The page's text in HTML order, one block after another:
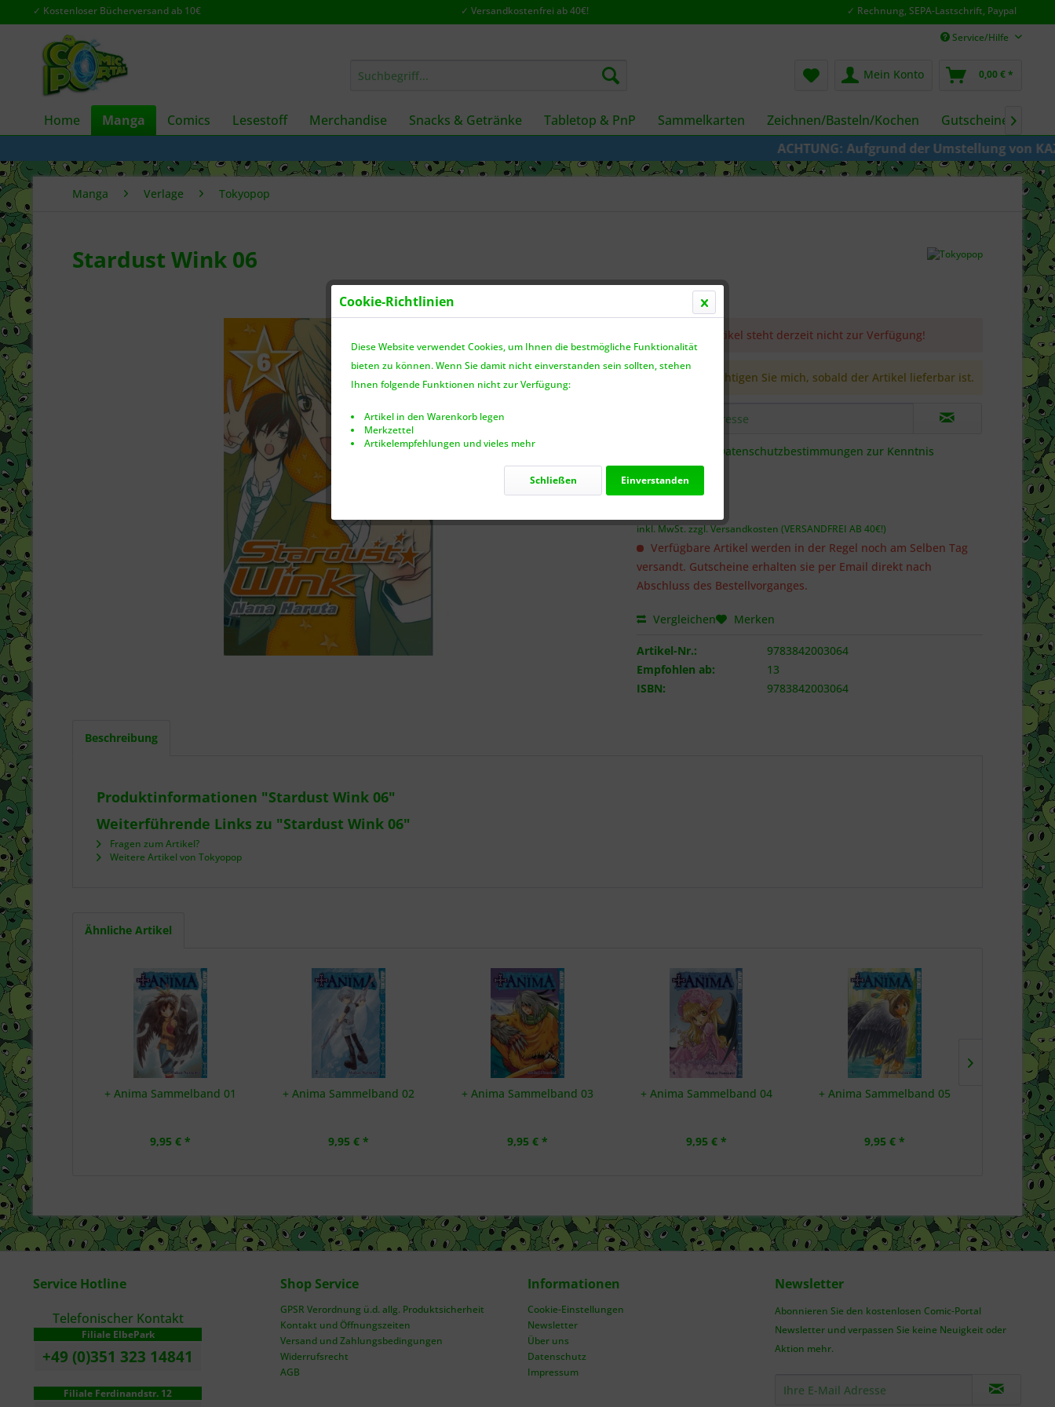
✓ Kostenloser Bücherversand ab 10€ ✓ Versandkostenfrei ab 40€!
✓ Rechnung, SEPA-Lastschrift, Paypal
Service/Hilfe
Mein Konto 0,00 € *
Home Manga Comics Lesestoff Merchandise Snacks & Getränke Tabletop & PnP Sammelkarten Zeichnen/Basteln/Kochen Gutscheine 
ACHTUNG: Aufgrund der Umstellung von KAZE
Manga Verlage Tokyopop
Stardust Wink 06
Dieser Artikel steht derzeit nicht zur Verfügung!
Benachrichtigen Sie mich, sobald der Artikel lieferbar ist.
Datenschutzbestimmungen zur Kenntnis
genommen.
inkl. MwSt.zzgl. Versandkosten (VERSANDFREI AB 40€!)
Verfügbare Artikel werden in der Regel noch am Selben Tag
versandt. Gutscheine erhalten sie per Email direkt nach
Abschluss des Bestellvorganges.
Vergleichen Merken
Artikel-Nr.:
9783842003064
Empfohlen ab:
13
ISBN:
9783842003064
Beschreibung
Produktinformationen "Stardust Wink 06"
Weiterführende Links zu "Stardust Wink 06"
Fragen zum Artikel?
Weitere Artikel von Tokyopop
Ähnliche Artikel
+ Anima Sammelband 01
9,95 € *
+ Anima Sammelband 02
9,95 € *
+ Anima Sammelband 03
9,95 € *
+ Anima Sammelband 04
9,95 € *
+ Anima Sammelband 05
9,95 € *
+C:
Service Hotline
Telefonischer Kontakt
Filiale ElbePark
+49 (0)351 323 14841
Filiale Ferdinandstr. 12
Shop Service
GPSR Verordnung ü.d. allg. Produktsicherheit
Kontakt und Öffnungszeiten
Versand und Zahlungsbedingungen
Widerrufsrecht
AGB
Informationen
Cookie-Einstellungen
Newsletter
Über uns
Datenschutz
Impressum
Newsletter
Abonnieren Sie den kostenlosen Comic-Portal
Newsletter und verpassen Sie keine Neuigkeit oder
Aktion mehr.
Cookie-Richtlinien
Diese Website verwendet Cookies, um Ihnen die bestmögliche Funktionalität
bieten zu können. Wenn Sie damit nicht einverstanden sein sollten, stehen
Ihnen folgende Funktionen nicht zur Verfügung:
Artikel in den Warenkorb legen
Merkzettel
Artikelempfehlungen und vieles mehr
Einverstanden
Schließen